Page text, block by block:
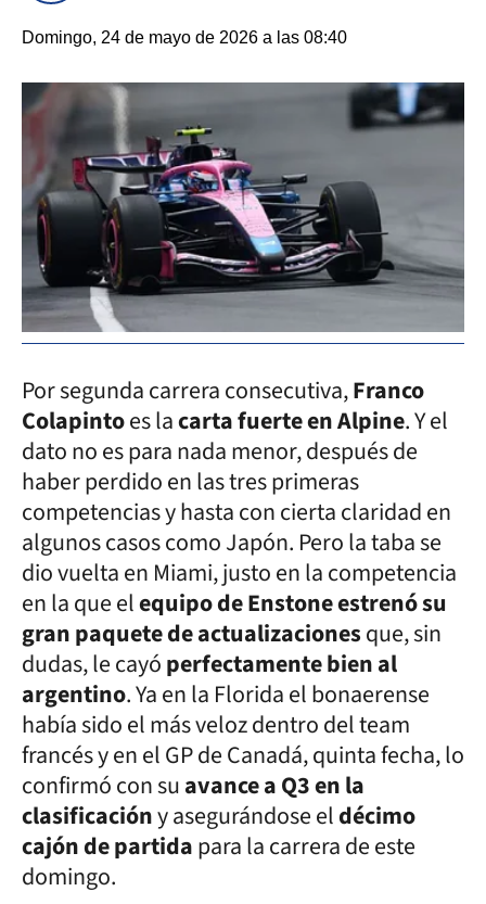
Domingo, 24 de mayo de 2026 a las 08:40
Por segunda carrera consecutiva,Franco
Colapintoes lacarta fuerte en Alpine. Y el
dato no es para nada menor, después de
haber perdido en las tres primeras
competencias y hasta con cierta claridad en
algunos casos como Japón. Pero la taba se
dio vuelta en Miami, justo en la competencia
en la que elequipo de Enstone estrenó su
gran paquete de actualizacionesque, sin
dudas, le cayóperfectamente bien al
argentino. Ya en la Florida el bonaerense
había sido el más veloz dentro del team
francés y en el GP de Canadá, quinta fecha, lo
confirmó con suavance a Q3 en la
clasificacióny asegurándose eldécimo
cajón de partidapara la carrera de este
domingo.